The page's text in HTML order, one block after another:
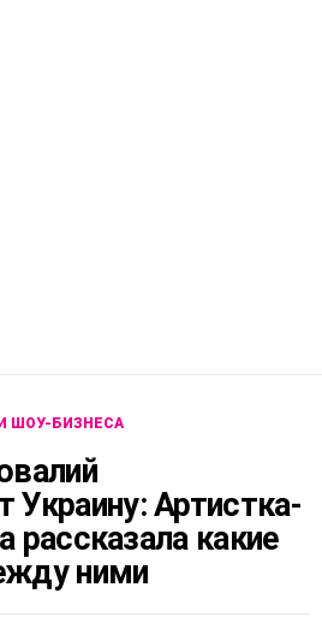
ШОУ-БИЗНЕСА
Украину: Артистка-
рассказала какие
ними